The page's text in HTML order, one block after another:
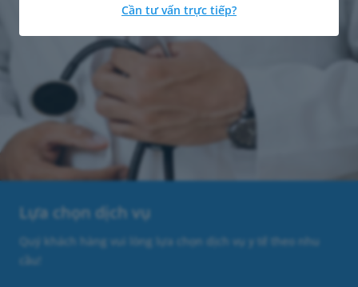
Lựa chọn dịch vụ
Quý khách hàng vui lòng lựa chọn dịch vụ y tế theo nhu
cầu!
Cần tư vấn trực tiếp?